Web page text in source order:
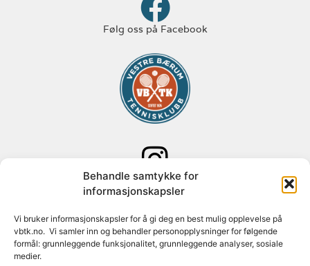
Behandle samtykke for
informasjonskapsler
Vi bruker informasjonskapsler for å gi deg en best mulig opplevelse på
vbtk.no. Vi samler inn og behandler personopplysninger for følgende
formål: grunnleggende funksjonalitet, grunnleggende analyser, sosiale
medier.
Følg oss på Facebook
Følg oss på Instagram
Adresse: Paal Bergs vei 125
1348 Rykkinn